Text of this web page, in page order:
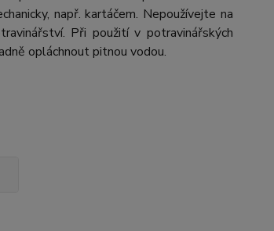
např. kartáčem. Nepoužívejte na
Při použití v potravinářských
opláchnout pitnou vodou.